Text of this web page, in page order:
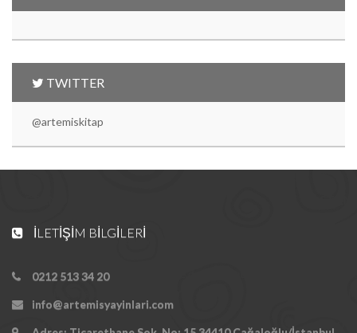
TWITTER
@artemiskitap
İLETIŞIM BILGILERI
0212 513 34 20
info@artemisyayinlari.com